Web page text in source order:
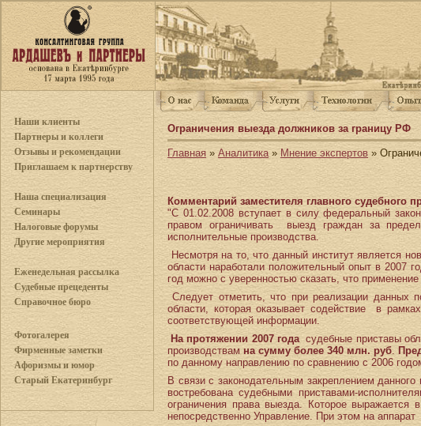
Наши клиенты
Партнеры и коллеги
Отзывы и рекомендации
Приглашаем к партнерству
Наша специализация
Семинары
Налоговые форумы
Другие мероприятия
Еженедельная рассылка
Судебные прецеденты
Справочное бюро
Фотогалерея
Фирменные заметки
Афоризмы и юмор
Старый Екатеринбург
Ограничения выезда должников за границу РФ
Главная » Аналитика » Мнение экспертов »
Комментарий заместителя главного судебного
"С 01.02.2008 вступает в силу федеральный
правом ограничивать выезд граждан за
исполнительные производства.
Несмотря на то, что данный институт является
области наработали положительный опыт в 2007
год можно с уверенностью сказать, что
Следует отметить, что при реализации данных
области, которая оказывает содействие в
соответствующей информации.
На протяжении 2007 годасудебные приставы
производствамна сумму более 340 млн. руб.
по данному направлению по сравнению с 2006
В связи с законодательным закреплением
востребована судебными приставами-
ограничения права выезда. Которое
непосредственно Управление. При этом на аппарат